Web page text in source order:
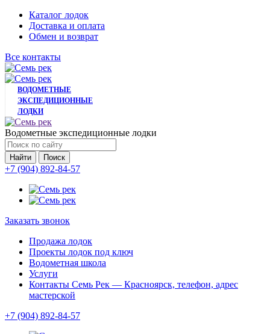
Каталог лодок
Доставка и оплата
Обмен и возврат
Все контакты
ВОДОМЕТНЫЕ
ЭКСПЕДИЦИОННЫЕ
ЛОДКИ
Водометные экспедиционные лодки
Найти
+7 (904) 892-84-57
Заказать звонок
Продажа лодок
Проекты лодок под ключ
Водометная школа
Услуги
Контакты Семь Рек — Красноярск, телефон, адрес
мастерской
+7 (904) 892-84-57